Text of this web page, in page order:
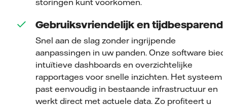
storingen kunt voorkomen.
Gebruiksvriendelijk en tijdbesparend
Snel aan de slag zonder ingrijpende
aanpassingen in uw panden. Onze software
intuïtieve dashboards en overzichtelijke
rapportages voor snelle inzichten. Het systeem
past eenvoudig in bestaande infrastructuur en
werkt direct met actuele data. Zo profiteert u